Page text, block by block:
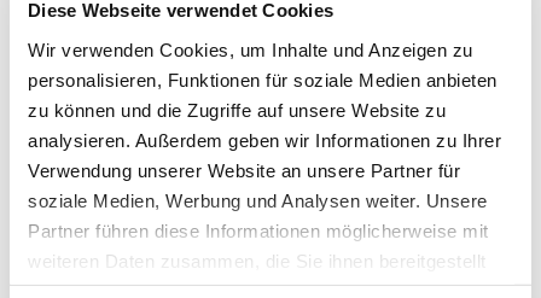
Diese Webseite verwendet Cookies
Wir verwenden Cookies, um Inhalte und Anzeigen zu
personalisieren, Funktionen für soziale Medien anbieten
zu können und die Zugriffe auf unsere Website zu
analysieren. Außerdem geben wir Informationen zu Ihrer
Verwendung unserer Website an unsere Partner für
soziale Medien, Werbung und Analysen weiter. Unsere
Partner führen diese Informationen möglicherweise mit
weiteren Daten zusammen, die Sie ihnen bereitgestellt
haben oder die sie im Rahmen Ihrer Nutzung der Dienste